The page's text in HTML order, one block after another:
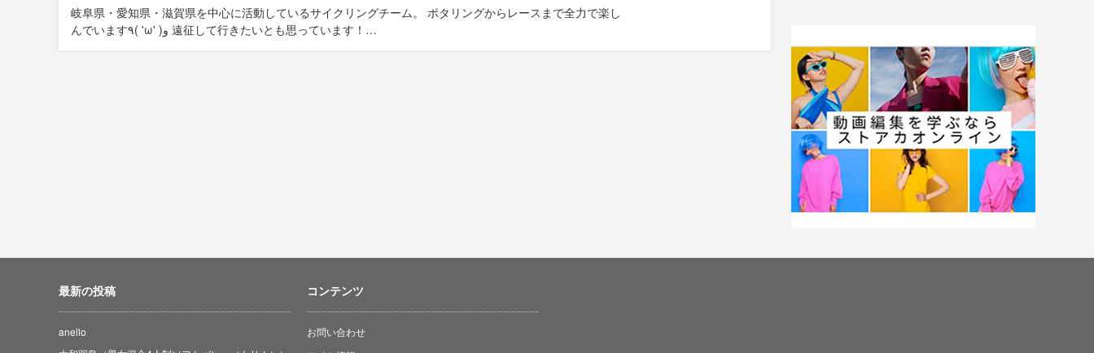
岐阜県・愛知県・滋賀県を中心に活動しているサイクリングチーム。 ポタリングからレースまで全力で楽し
んでいます٩( 'ω' )و 遠征して行きたいとも思っています！…
最新の投稿
anello
コンテンツ
お問い合わせ